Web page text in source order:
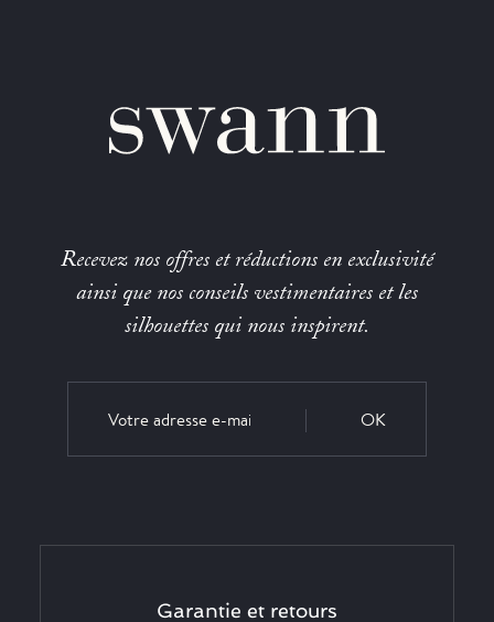
Recevez nos offres et réductions en exclusivité
ainsi que nos conseils vestimentaires et les
silhouettes qui nous inspirent.
OK
Garantie et retours